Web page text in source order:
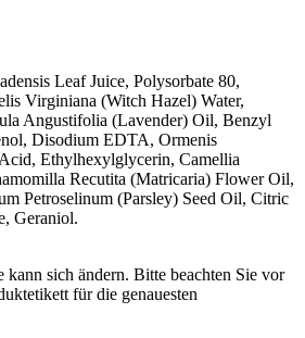
Leaf Juice, Polysorbate 80,
Virginiana (Witch Hazel) Water,
Angustifolia (Lavender) Oil, Benzyl
Disodium EDTA, Ormenis
Ethylhexylglycerin, Camellia
Recutita (Matricaria) Flower Oil,
Petroselinum (Parsley) Seed Oil, Citric
Geraniol.
sich ändern. Bitte beachten Sie vor
für die genauesten